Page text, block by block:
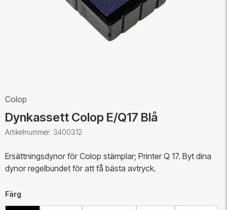
Colop
Dynkassett Colop E/Q17 Blå
Artikelnummer: 3400312
Ersättningsdynor för Colop stämplar; Printer Q 17. Byt dina
dynor regelbundet för att få bästa avtryck.
Färg